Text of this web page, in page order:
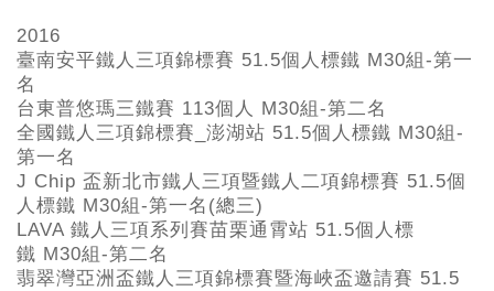
2016
臺南安平鐵人三項錦標賽 51.5個人標鐵 M30組-第一
名
台東普悠瑪三鐵賽 113個人 M30組-第二名
全國鐵人三項錦標賽_澎湖站 51.5個人標鐵 M30組-
第一名
J Chip 盃新北市鐵人三項暨鐵人二項錦標賽 51.5個
人標鐵 M30組-第一名(總三)
LAVA 鐵人三項系列賽苗栗通霄站 51.5個人標
鐵 M30組-第二名
翡翠灣亞洲盃鐵人三項錦標賽暨海峽盃邀請賽 51.5